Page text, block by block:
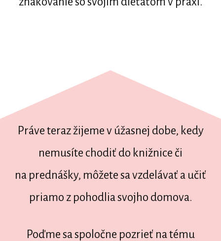
Práve teraz žijeme v úžasnej dobe, kedy
nemusíte chodiť do knižnice či
na prednášky, môžete sa vzdelávať a učiť
priamo z pohodlia svojho domova.
Poďme sa spoločne pozrieť na tému